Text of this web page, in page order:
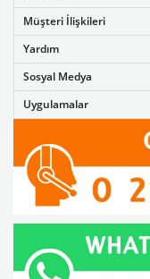
Müşteri İlişkileri
Yardım
Sosyal Medya
Uygulamalar